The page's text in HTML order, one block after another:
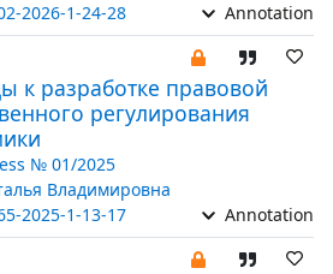
2026-1-24-28 Annotation
к разработке правовой
регулирования
№ 01/2025
Владимировна
2025-1-13-17 Annotation